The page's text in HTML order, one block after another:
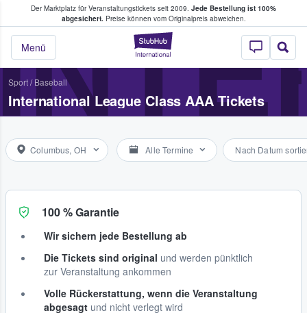
Der Marktplatz für Veranstaltungstickets seit 2009. Jede Bestellung ist 100%
abgesichert.Preise können vom Originalpreis abweichen.
StubHub - Wo
Menü
Tickets kaufen & verkaufen
Sport/ Baseball
International League Class AAA Tickets
Columbus, OH Alle Termine Nach Datum
100 % Garantie
Wir sichern jede Bestellung ab
Die Tickets sind original und werden pünktlich
zur Veranstaltung ankommen
Volle Rückerstattung, wenn die Veranstaltung
abgesagt und nicht verlegt wird